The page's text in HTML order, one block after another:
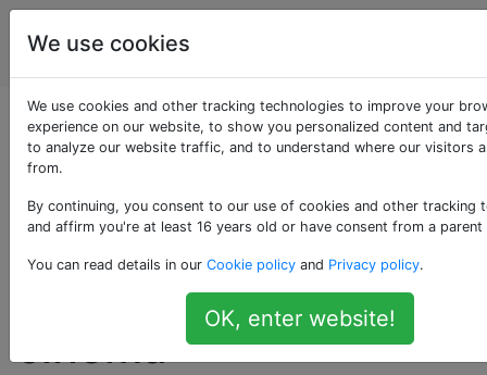
Production
vidéo
Bonnes ressources
d'apprentissage pour
les aspects «non
techniques» du
cinéma
We use cookies
We use cookies and other tracking technologies to improve your
experience on our website, to show you personalized content and
to analyze our website traffic, and to understand where our visitors
from.
By continuing, you consent to our use of cookies and other tracking
and affirm you're at least 16 years old or have consent from a parent
You can read details in our Cookie policy and Privacy policy.
OK, enter website!